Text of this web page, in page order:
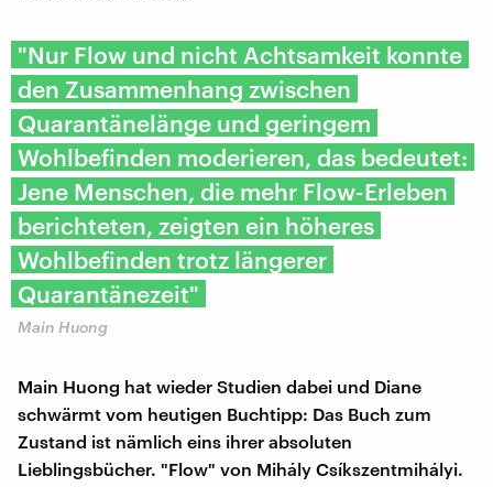
"Nur Flow und nicht Achtsamkeit konnte
den Zusammenhang zwischen
Quarantänelänge und geringem
Wohlbefinden moderieren, das bedeutet:
Jene Menschen, die mehr Flow-Erleben
berichteten, zeigten ein höheres
Wohlbefinden trotz längerer
Quarantänezeit"
Main Huong
Main Huong hat wieder Studien dabei und Diane
schwärmt vom heutigen Buchtipp: Das Buch zum
Zustand ist nämlich eins ihrer absoluten
Lieblingsbücher. "Flow" von Mihály Csíkszentmihályi.